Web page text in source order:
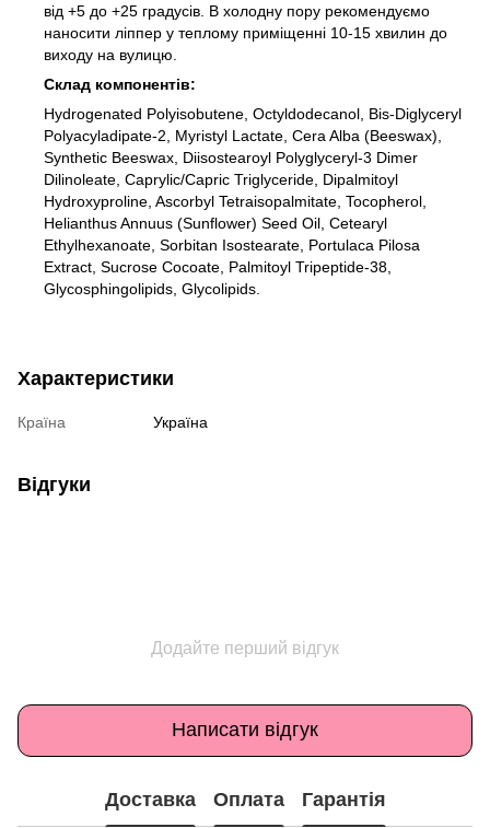
від +5 до +25 градусів. В холодну пору рекомендуємо
наносити ліппер у теплому приміщенні 10-15 хвилин до
виходу на вулицю.
Склад компонентів:
Hydrogenated Polyisobutene, Octyldodecanol, Bis-Diglyceryl
Polyacyladipate-2, Myristyl Lactate, Cera Alba (Beeswax),
Synthetic Beeswax, Diisostearoyl Polyglyceryl-3 Dimer
Dilinoleate, Caprylic/Capric Triglyceride, Dipalmitoyl
Hydroxyproline, Ascorbyl Tetraisopalmitate, Tocopherol,
Helianthus Annuus (Sunflower) Seed Oil, Cetearyl
Ethylhexanoate, Sorbitan Isostearate, Portulaca Pilosa
Extract, Sucrose Cocoate, Palmitoyl Tripeptide-38,
Glycosphingolipids, Glycolipids.
Характеристики
Країна Україна
Відгуки
Додайте перший відгук
Написати відгук
Доставка Оплата Гарантія